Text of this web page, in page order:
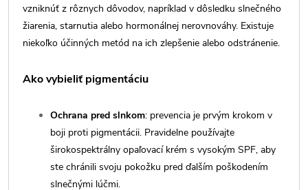
vzniknúť z rôznych dôvodov, napríklad v dôsledku slnečného
žiarenia, starnutia alebo hormonálnej nerovnováhy. Existuje
niekoľko účinných metód na ich zlepšenie alebo odstránenie.
Ako vybieliť pigmentáciu
Ochrana pred slnkom: prevencia je prvým krokom v
boji proti pigmentácii. Pravidelne používajte
širokospektrálny opaľovací krém s vysokým SPF, aby
ste chránili svoju pokožku pred ďalším poškodením
slnečnými lúčmi.